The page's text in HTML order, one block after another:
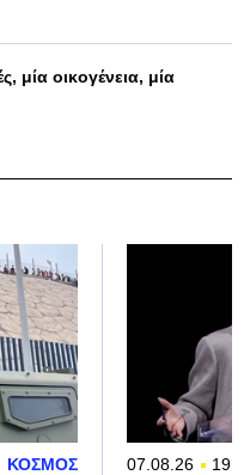
μία οικογένεια, μία
ΚΟΣΜΟΣ 07.08.26